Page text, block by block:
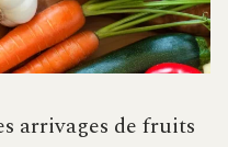
arrivages de fruits